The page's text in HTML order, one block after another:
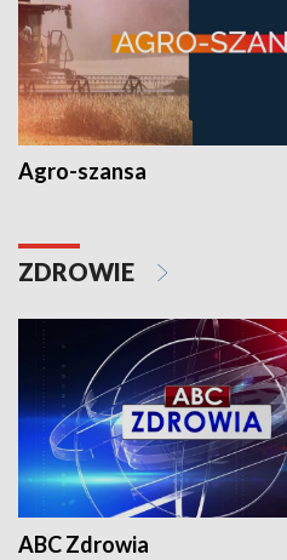
Agro-szansa
ZDROWIE
ABC Zdrowia